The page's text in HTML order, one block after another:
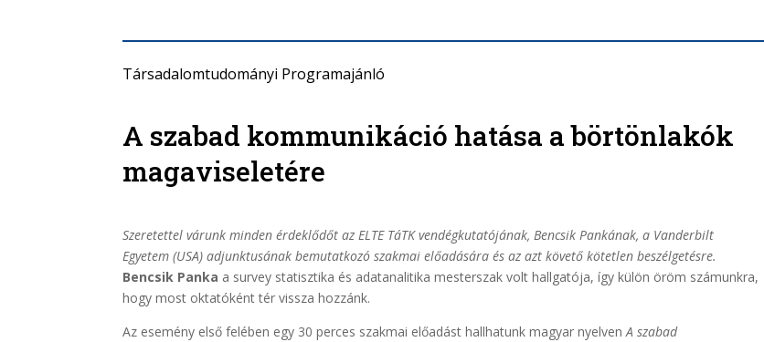
Társadalomtudományi Programajánló
A szabad kommunikáció hatása a börtönlakók
magaviseletére
Szeretettel várunk minden érdeklődőt az ELTE TáTK vendégkutatójának, Bencsik Pankának, a Vanderbilt
Egyetem (USA) adjunktusának bemutatkozó szakmai előadására és az azt követő kötetlen beszélgetésre.
Bencsik Panka a survey statisztika és adatanalitika mesterszak volt hallgatója, így külön öröm számunkra,
hogy most oktatóként tér vissza hozzánk.
Az esemény első felében egy 30 perces szakmai előadást hallhatunk magyar nyelvenA szabad